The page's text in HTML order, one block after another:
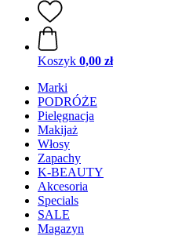
Koszyk 0,00 zł
Marki
PODRÓŻE
Pielęgnacja
Makijaż
Włosy
Zapachy
K-BEAUTY
Akcesoria
Specials
SALE
Magazyn